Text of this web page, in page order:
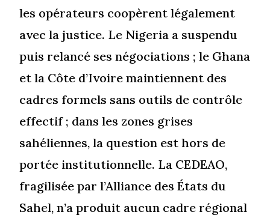
les opérateurs coopèrent légalement
avec la justice. Le Nigeria a suspendu
puis relancé ses négociations ; le Ghana
et la Côte d’Ivoire maintiennent des
cadres formels sans outils de contrôle
effectif ; dans les zones grises
sahéliennes, la question est hors de
portée institutionnelle. La CEDEAO,
fragilisée par l’Alliance des États du
Sahel, n’a produit aucun cadre régional